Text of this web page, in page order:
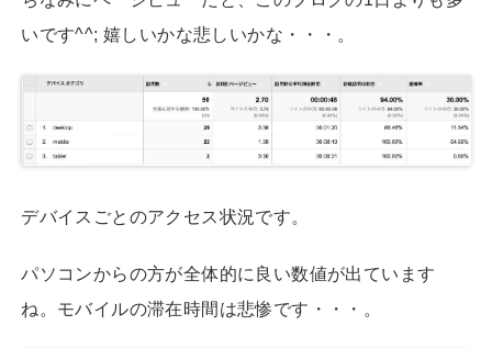
いです^^; 嬉しいかな悲しいかな・・・。
デバイスごとのアクセス状況です。
パソコンからの方が全体的に良い数値が出ています
ね。モバイルの滞在時間は悲惨です・・・。